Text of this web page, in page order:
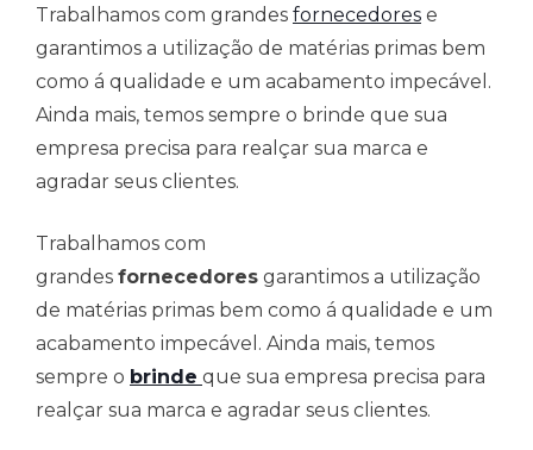
Trabalhamos com grandes fornecedores e
garantimos a utilização de matérias primas bem
como á qualidade e um acabamento impecável.
Ainda mais, temos sempre o brinde que sua
empresa precisa para realçar sua marca e
agradar seus clientes.
Trabalhamos com
grandes fornecedores garantimos a utilização
de matérias primas bem como á qualidade e um
acabamento impecável. Ainda mais, temos
sempre o brinde que sua empresa precisa para
realçar sua marca e agradar seus clientes.